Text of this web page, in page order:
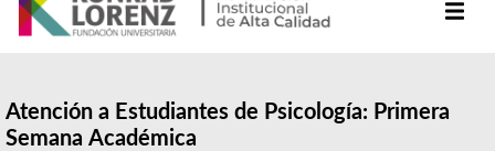
Atención a Estudiantes de Psicología: Primera
Semana Académica